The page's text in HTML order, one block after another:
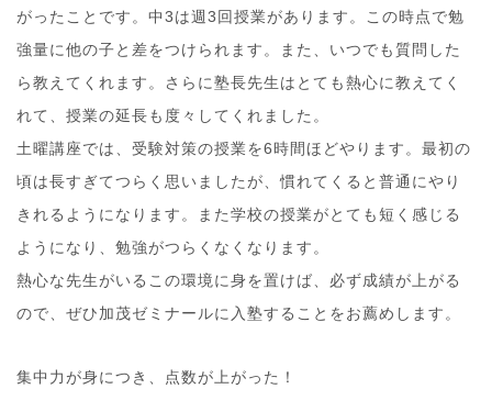
がったことです。中3は週3回授業があります。この時点で勉
強量に他の子と差をつけられます。また、いつでも質問した
ら教えてくれます。さらに塾長先生はとても熱心に教えてく
れて、授業の延長も度々してくれました。
土曜講座では、受験対策の授業を6時間ほどやります。最初の
頃は長すぎてつらく思いましたが、慣れてくると普通にやり
きれるようになります。また学校の授業がとても短く感じる
ようになり、勉強がつらくなくなります。
熱心な先生がいるこの環境に身を置けば、必ず成績が上がる
ので、ぜひ加茂ゼミナールに入塾することをお薦めします。
集中力が身につき、点数が上がった！